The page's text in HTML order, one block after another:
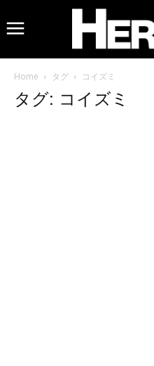
Home タグ コイズミ
タグ: コイズミ